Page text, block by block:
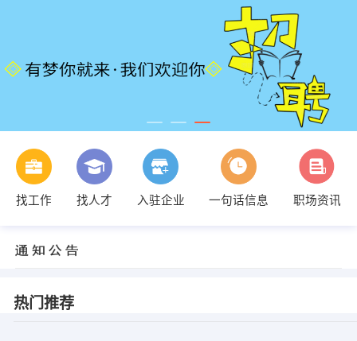
找工作 找人才 入驻企业 一句话信息 职场资讯
热门推荐